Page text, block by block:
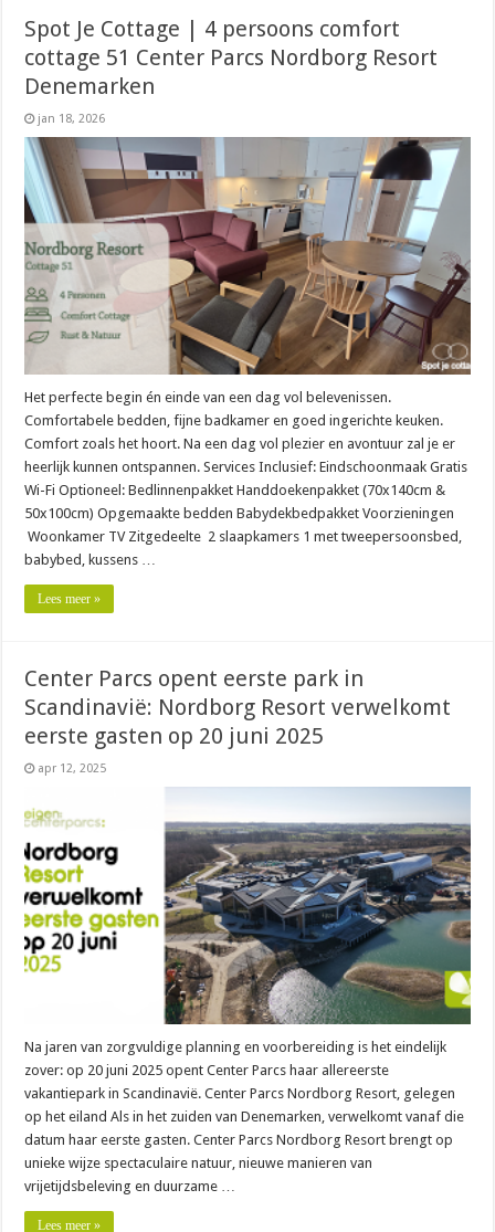
Spot Je Cottage | 4 persoons comfort
cottage 51 Center Parcs Nordborg Resort
Denemarken
jan 18, 2026
Het perfecte begin én einde van een dag vol belevenissen.
Comfortabele bedden, fijne badkamer en goed ingerichte keuken.
Comfort zoals het hoort. Na een dag vol plezier en avontuur zal je er
heerlijk kunnen ontspannen. Services Inclusief: Eindschoonmaak Gratis
Wi-Fi Optioneel: Bedlinnenpakket Handdoekenpakket (70x140cm &
50x100cm) Opgemaakte bedden Babydekbedpakket Voorzieningen
Woonkamer TV Zitgedeelte 2 slaapkamers 1 met tweepersoonsbed,
babybed, kussens …
Lees meer »
Center Parcs opent eerste park in
Scandinavië: Nordborg Resort verwelkomt
eerste gasten op 20 juni 2025
apr 12, 2025
Na jaren van zorgvuldige planning en voorbereiding is het eindelijk
zover: op 20 juni 2025 opent Center Parcs haar allereerste
vakantiepark in Scandinavië. Center Parcs Nordborg Resort, gelegen
op het eiland Als in het zuiden van Denemarken, verwelkomt vanaf die
datum haar eerste gasten. Center Parcs Nordborg Resort brengt op
unieke wijze spectaculaire natuur, nieuwe manieren van
vrijetijdsbeleving en duurzame …
Lees meer »